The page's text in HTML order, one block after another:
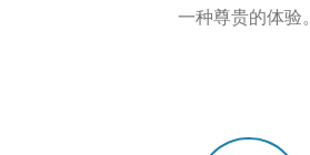
一种尊贵的体验。